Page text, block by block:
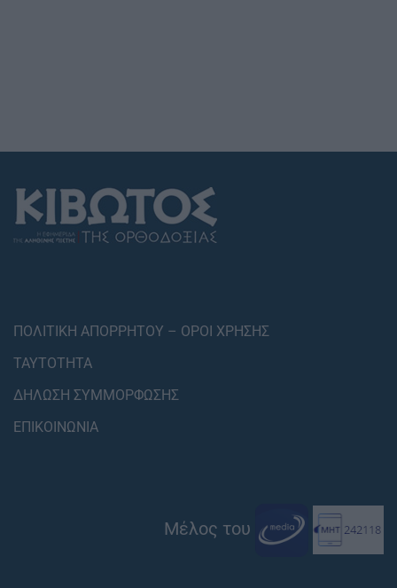
ΠΟΛΙΤΙΚΗ ΑΠΟΡΡΗΤΟΥ – ΟΡΟΙ ΧΡΗΣΗΣ
ΤΑΥΤΟΤΗΤΑ
ΔΗΛΩΣΗ ΣΥΜΜΟΡΦΩΣΗΣ
ΕΠΙΚΟΙΝΩΝΙΑ
Μέλος του